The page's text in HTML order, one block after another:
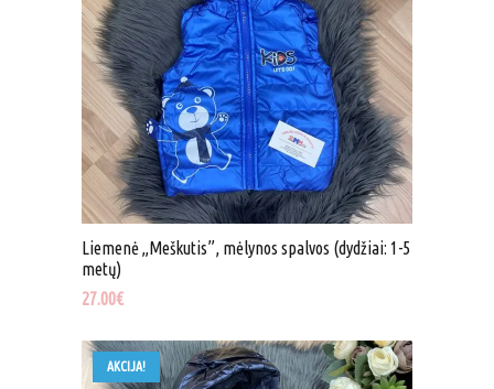
Liemenė „Meškutis”, mėlynos spalvos (dydžiai: 1-5
metų)
27.00€
AKCIJA!